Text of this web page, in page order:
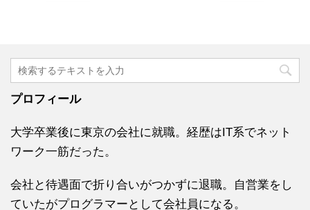
プロフィール
大学卒業後に東京の会社に就職。経歴はIT系でネット
ワーク一筋だった。
会社と待遇面で折り合いがつかずに退職。自営業をし
ていたがプログラマーとして会社員になる。